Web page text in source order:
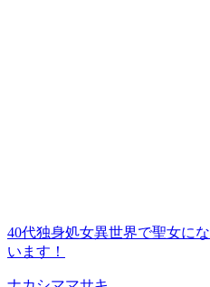
40代独身処女異世界で聖女に
います！